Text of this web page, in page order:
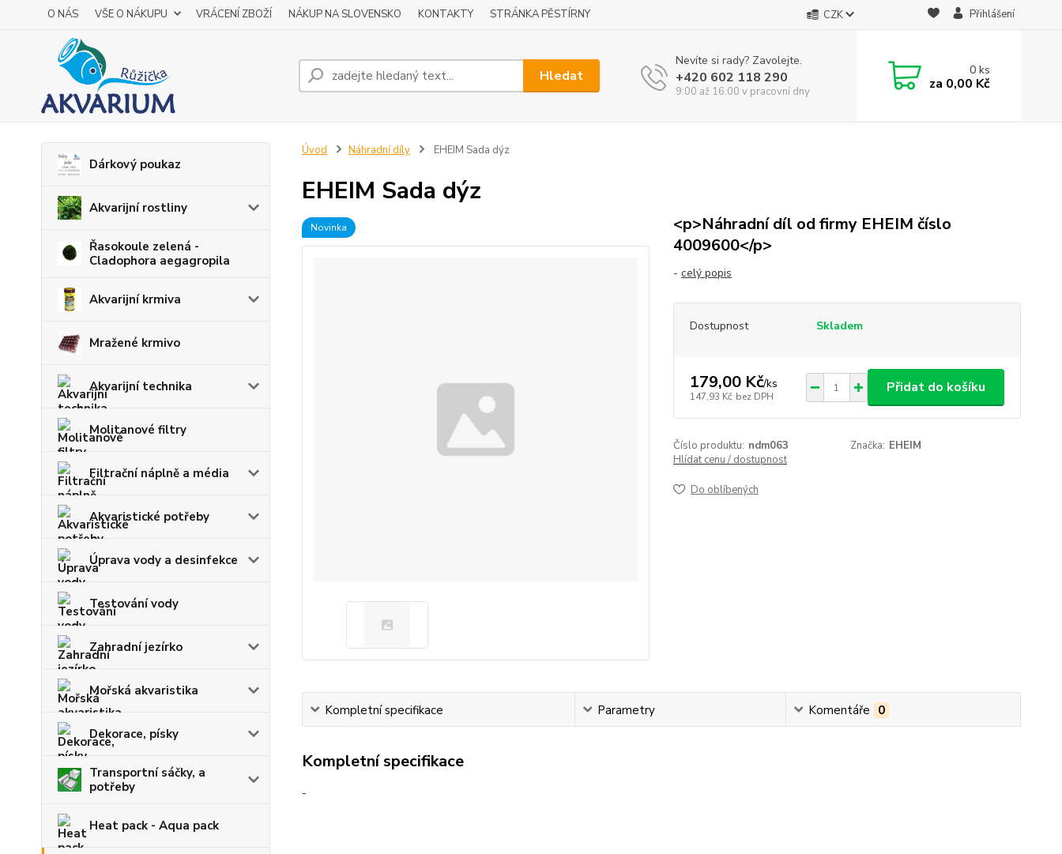
O NÁS VŠE O NÁKUPU VRÁCENÍ ZBOŽÍ NÁKUP NA SLOVENSKO KONTAKTY STRÁNKA PĚSTÍRNY CZK Přihlášení
Hledat
Nevíte si rady? Zavolejte.
+420 602 118 290
9:00 až 16:00 v pracovní dny
0ks
za 0,00 Kč
Dárkový poukaz
Akvarijní rostliny
Řasokoule zelená -
Cladophora aegagropila
Akvarijní krmiva
Mražené krmivo
Akvarijní technika
Molitanové filtry
Filtrační náplně a média
Akvaristické potřeby
Úprava vody a desinfekce
Testování vody
Zahradní jezírko
Mořská akvaristika
Dekorace, písky
Transportní sáčky, a
potřeby
Heat pack - Aqua pack
Úvod Náhradní díly EHEIM Sada dýz
EHEIM Sada dýz
Novinka
<p>Náhradní díl od firmy EHEIM číslo
4009600</p>
- celý popis
Dostupnost Skladem
179,00 Kč/ks
147,93 Kč bez DPH
Přidat do košíku
Číslo produktu: ndm063 Značka: EHEIM
Hlídat cenu / dostupnost
Do oblíbených
Kompletní specifikace Parametry Komentáře 0
Kompletní specifikace
-